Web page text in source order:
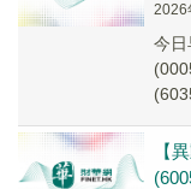
2026
今日
【